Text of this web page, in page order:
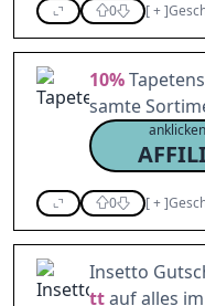
0 [+]
10%
samte
0 [+]
Insetto
ttauf alles